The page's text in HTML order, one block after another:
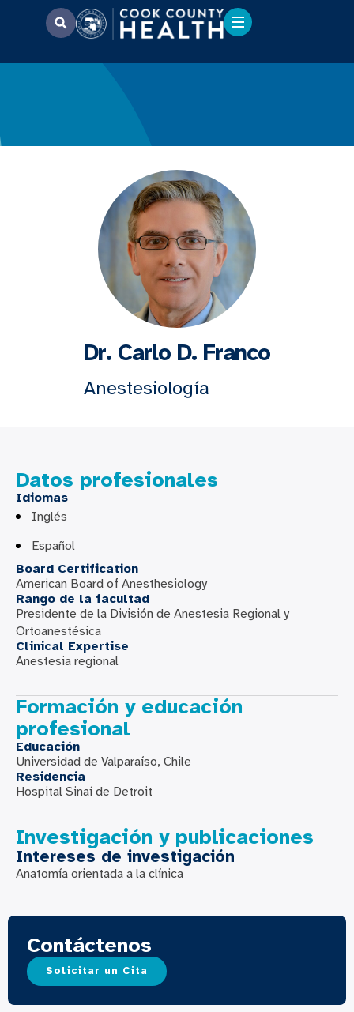
Dr. Carlo D. Franco
Anestesiología
Datos profesionales
Idiomas
Inglés
Español
Board Certification
American Board of Anesthesiology
Rango de la facultad
Presidente de la División de Anestesia Regional y
Ortoanestésica
Clinical Expertise
Anestesia regional
Formación y educación
profesional
Educación
Universidad de Valparaíso, Chile
Residencia
Hospital Sinaí de Detroit
Investigación y publicaciones
Intereses de investigación
Anatomía orientada a la clínica
Contáctenos
Solicitar un Cita